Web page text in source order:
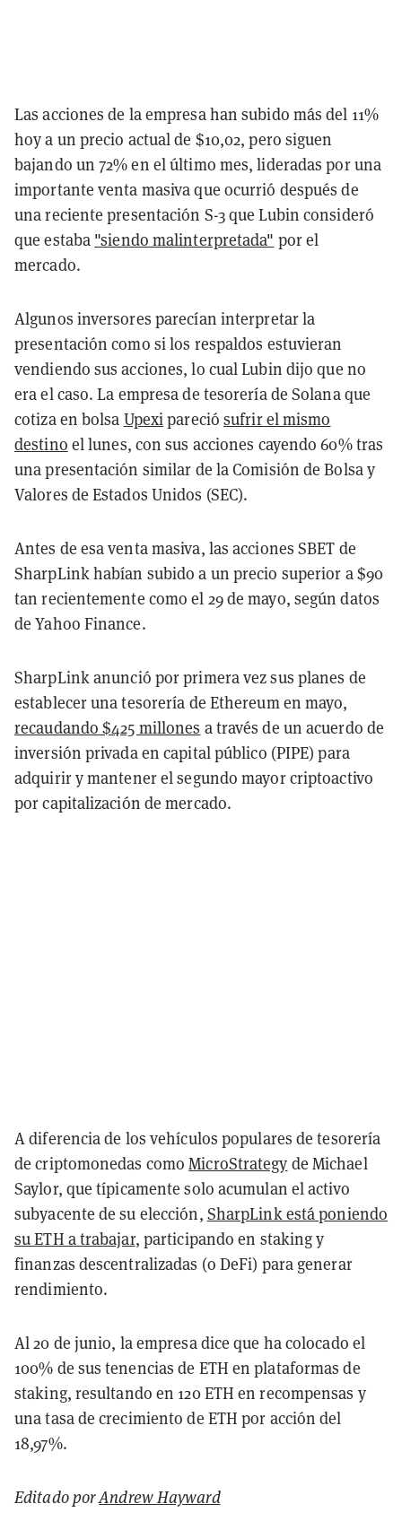
Las acciones de la empresa han subido más del 11%
hoy a un precio actual de $10,02, pero siguen
bajando un 72% en el último mes, lideradas por una
importante venta masiva que ocurrió después de
una reciente presentación S-3 que Lubin consideró
que estaba "siendo malinterpretada" por el
mercado.
Algunos inversores parecían interpretar la
presentación como si los respaldos estuvieran
vendiendo sus acciones, lo cual Lubin dijo que no
era el caso. La empresa de tesorería de Solana que
cotiza en bolsa Upexipareciósufrir el mismo
destino el lunes, con sus acciones cayendo 60% tras
una presentación similar de la Comisión de Bolsa y
Valores de Estados Unidos (SEC).
Antes de esa venta masiva, las acciones SBET de
SharpLink habían subido a un precio superior a $90
tan recientemente como el 29 de mayo, según datos
de Yahoo Finance.
SharpLink anunció por primera vez sus planes de
establecer una tesorería de Ethereum en mayo,
recaudando $425 millones a través de un acuerdo de
inversión privada en capital público (PIPE) para
adquirir y mantener el segundo mayor criptoactivo
por capitalización de mercado.
A diferencia de los vehículos populares de tesorería
de criptomonedas comoMicroStrategy de Michael
Saylor, que típicamente solo acumulan el activo
subyacente de su elección, SharpLink está poniendo
su ETH a trabajar, participando en staking y
finanzas descentralizadas (o DeFi) para generar
rendimiento.
Al 20 de junio, la empresa dice que ha colocado el
100% de sus tenencias de ETH en plataformas de
staking, resultando en 120 ETH en recompensas y
una tasa de crecimiento de ETH por acción del
18,97%.
Editado porAndrew Hayward